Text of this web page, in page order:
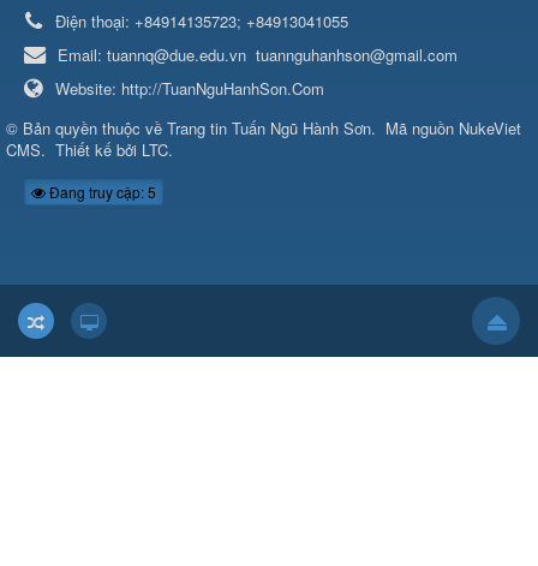
Điện thoại: +84914135723; +84913041055
Email: tuannq@due.edu.vn tuannguhanhson@gmail.com
Website: http://TuanNguHanhSon.Com
© Bản quyền thuộc về Trang tin Tuấn Ngũ Hành Sơn. Mã nguồn NukeViet
CMS. Thiết kế bởi LTC.
Đang truy cập: 5